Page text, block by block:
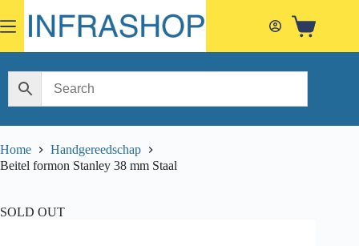
to
content
Shopping
Home
Handgereedschap
Beitel formon Stanley 38 mm Staal
SOLD OUT